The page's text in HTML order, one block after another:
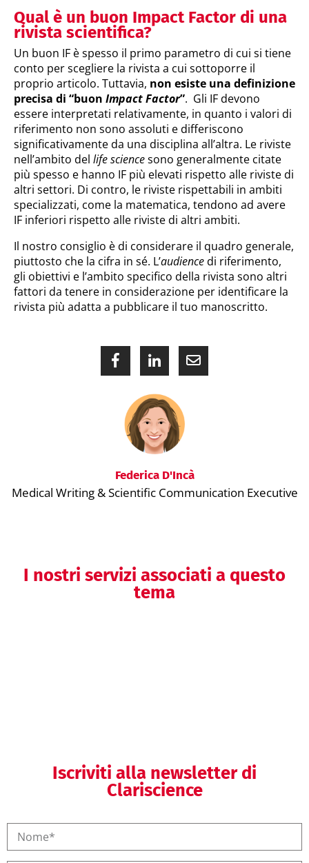
Qual è un buon Impact Factor di una
rivista scientifica?
Un buon IF è spesso il primo parametro di cui si tiene
conto per scegliere la rivista a cui sottoporre il
proprio articolo. Tuttavia, non esiste una definizione
precisa di “buon Impact Factor”. Gli IF devono
essere interpretati relativamente, in quanto i valori di
riferimento non sono assoluti e differiscono
significativamente da una disciplina all’altra. Le riviste
nell’ambito del life sciencesono generalmente citate
più spesso e hanno IF più elevati rispetto alle riviste di
altri settori. Di contro, le riviste rispettabili in ambiti
specializzati, come la matematica, tendono ad avere
IF inferiori rispetto alle riviste di altri ambiti.
Il nostro consiglio è di considerare il quadro generale,
piuttosto che la cifra in sé. L’audiencedi riferimento,
gli obiettivi e l’ambito specifico della rivista sono altri
fattori da tenere in considerazione per identificare la
rivista più adatta a pubblicare il tuo manoscritto.
Federica D'Incà
Medical Writing & Scientific Communication Executive
I nostri servizi associati a questo
tema
Iscriviti alla newsletter di
Clariscience